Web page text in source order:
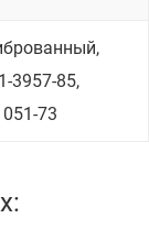
3957-85,
73